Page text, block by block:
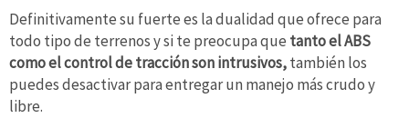
Definitivamente su fuerte es la dualidad que ofrece para
todo tipo de terrenos y si te preocupa que tanto el ABS
como el control de tracción son intrusivos,también los
puedes desactivar para entregar un manejo más crudo y
libre.